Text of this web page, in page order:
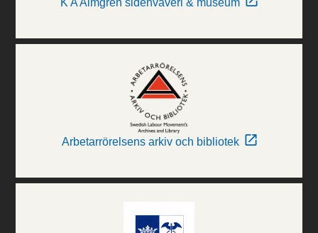
Arbetarrörelsens arkiv och bibliotek